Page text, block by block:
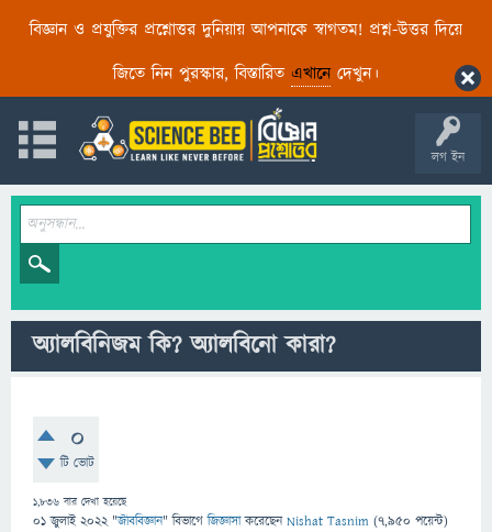
বিজ্ঞান ও প্রযুক্তির প্রশ্নোত্তর দুনিয়ায় আপনাকে স্বাগতম! প্রশ্ন-উত্তর দিয়ে
জিতে নিন পুরস্কার, বিস্তারিত এখানেদেখুন।
লগ ইন
অ্যালবিনিজম কি? অ্যালবিনো কারা?
0
টি ভোট
1,836 বার দেখা হয়েছে
01 জুলাই 2022 "জীববিজ্ঞান" বিভাগে জিজ্ঞাসাকরেছেনNishat Tasnim (7,950 পয়েন্ট)